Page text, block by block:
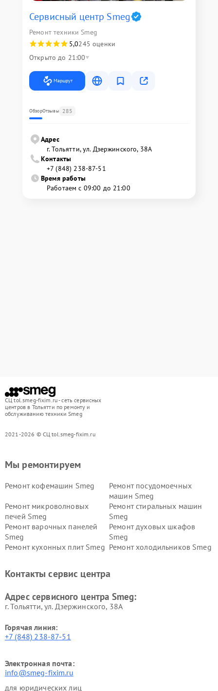
Сервисный центр Smeg
Ремонт техники Smeg
5,0245 оценки
Открыто до 21:00
Маршрут
ОбзорОтзывы 285
Адрес
г. Тольятти, ул. Дзержинского, 38А
Контакты
+7 (848) 238-87-51
Время работы
Работаем с 09:00 до 21:00
СЦ tol.smeg-fixim.ru - сеть сервисных
центров в Тольятти по ремонту и
обслуживанию техники Smeg
2021-2026 © СЦ tol.smeg-fixim.ru
Мы ремонтируем
Ремонт кофемашин Smeg
Ремонт посудомоечных
машин Smeg
Ремонт микроволновых
печей Smeg
Ремонт стиральных машин
Smeg
Ремонт варочных панелей
Smeg
Ремонт духовых шкафов
Smeg
Ремонт кухонных плит Smeg Ремонт холодильников Smeg
Контакты сервис центра
Адрес сервисного центра Smeg:
г. Тольятти, ул. Дзержинского, 38А
Горячая линия:
+7 (848) 238-87-51
Электронная почта:
info@smeg-fixim.ru
для юридических лиц